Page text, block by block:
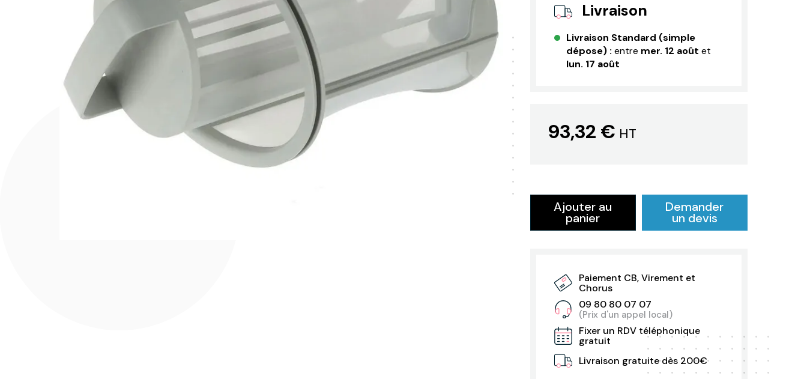
Livraison
Livraison Standard (simple
dépose) : entre mer. 12 août et
lun. 17 août
93,32 € HT
Ajouter au
panier
Demander
un devis
Paiement CB, Virement et
Chorus
09 80 80 07 07
(Prix d'un appel local)
Fixer un RDV téléphonique
gratuit
Livraison gratuite dès 200€